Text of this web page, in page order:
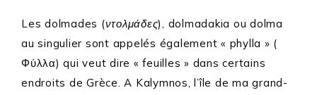
Les dolmades (ντολμάδες), dolmadakia ou dolma
au singulier sont appelés également « phylla » (
Φύλλα) qui veut dire « feuilles » dans certains
endroits de Grèce. A Kalymnos, l’île de ma grand-